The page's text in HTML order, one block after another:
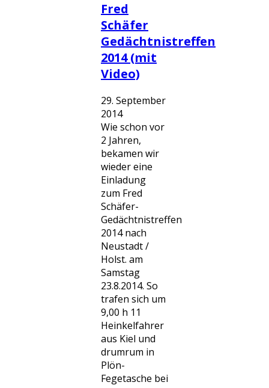
Fred
Schäfer
Gedächtnistreffen
2014 (mit
Video)
29. September
2014
Wie schon vor
2 Jahren,
bekamen wir
wieder eine
Einladung
zum Fred
Schäfer-
Gedächtnistreffen
2014 nach
Neustadt /
Holst. am
Samstag
23.8.2014. So
trafen sich um
9,00 h 11
Heinkelfahrer
aus Kiel und
drumrum in
Plön-
Fegetasche bei